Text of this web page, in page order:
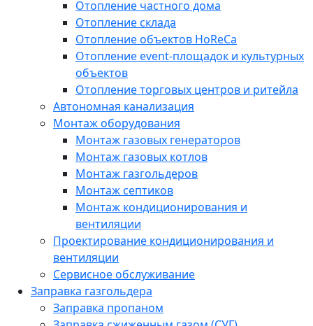
Отопление частного дома
Отопление склада
Отопление объектов HoReCa
Отопление event-площадок и культурных
объектов
Отопление торговых центров и ритейла
Автономная канализация
Монтаж оборудования
Монтаж газовых генераторов
Монтаж газовых котлов
Монтаж газгольдеров
Монтаж септиков
Монтаж кондиционирования и
вентиляции
Проектирование кондиционирования и
вентиляции
Сервисное обслуживание
Заправка газгольдера
Заправка пропаном